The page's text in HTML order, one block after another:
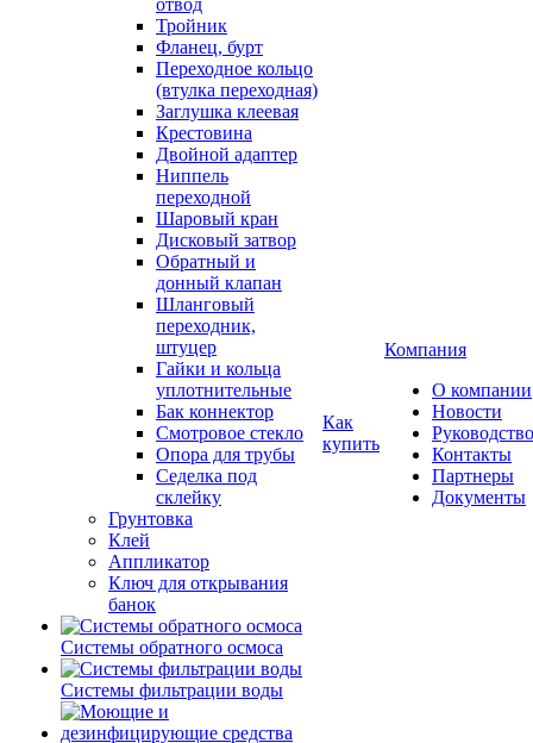
отвод
Тройник
Фланец, бурт
Переходное кольцо
(втулка переходная)
Заглушка клеевая
Крестовина
Двойной адаптер
Ниппель
переходной
Шаровый кран
Дисковый затвор
Обратный и
донный клапан
Шланговый
переходник,
штуцер
Гайки и кольца
уплотнительные
Бак коннектор
Смотровое стекло
Опора для трубы
Седелка под
склейку
Грунтовка
Клей
Аппликатор
Ключ для открывания
банок
Системы обратного осмоса
Системы фильтрации воды
Как
купить
Компания
О компании
Новости
Руководство
Контакты
Партнеры
Документы